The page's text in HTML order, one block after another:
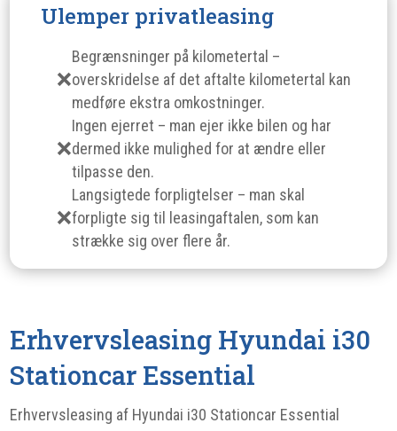
Ulemper privatleasing
Begrænsninger på kilometertal –
overskridelse af det aftalte kilometertal kan
medføre ekstra omkostninger.
Ingen ejerret – man ejer ikke bilen og har
dermed ikke mulighed for at ændre eller
tilpasse den.
Langsigtede forpligtelser – man skal
forpligte sig til leasingaftalen, som kan
strække sig over flere år.
Erhvervsleasing Hyundai i30
Stationcar Essential
Erhvervsleasing af Hyundai i30 Stationcar Essential